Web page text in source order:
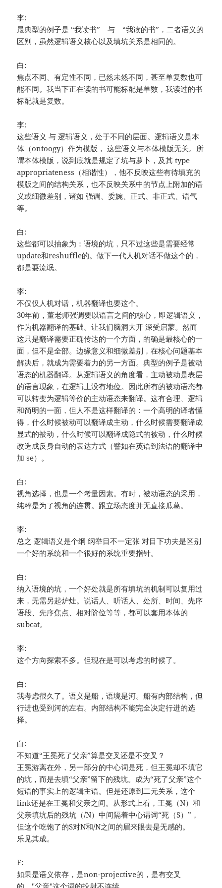
李:
最典型的例子是 “我读书” 与 “我读的书”，二者语义的
区别，虽然逻辑语义核心以及填坑关系是相同的。
白:
焦点不同、有定性不同，已然未然不同，甚至单复数也可
能不同。我当下正在读的书可能标配是单数，我读过的书
标配就是复数。
李:
这些语义 与 逻辑语义，处于不同的层面。逻辑语义是本
体（ontoogy）作为模版， 这些语义与本体模版无关。所
谓本体模版，说到底就是规定了坑与萝卜，及其 type
appropriateness（相谐性），他不反映这些有待填充的
模版之间的结构关系，也不反映关系中的节点上附加的语
义或细微差别，诸如 强调、委婉、正式、非正式、语气
等。
白:
这些都可以抽象为：语境的坑，只不过这些是需要经常
update和reshuffle的。做下一代人机对话不做这个的，
都是耍流氓。
李:
不仅仅人机对话，机器翻译也要这个。
30年前，董老师强调要以语言之间的核心，即逻辑语义，
作为机器翻译的基础。让我们脑洞大开 深受启蒙。然而
这只是翻译需要正确传达的一个方面，的确是最核心的一
面，但不是全部。边缘意义和细微差别，在核心问题基本
解决后，就成为需要着力的另一方面。典型的例子是被动
语态的机器翻译。从逻辑语义的角度看，主动被动是表层
的语言现象，在逻辑上没有地位。因此所有的被动语态都
可以转变为逻辑等价的主动语态来翻译。这有合理、逻辑
和简明的一面，但人不是这样翻译的：一个高明的译者懂
得，什么时候被动可以翻译成主动，什么时候需要翻译成
显式的被动，什么时候可以翻译成隐式的被动，什么时候
改造成反身自动的表达方式（譬如在英语到法语的翻译中
加 se）。
白:
视角选择，也是一个考量因素。有时，被动语态的采用，
纯粹是为了视角的连贯。跟立场态度并无直接瓜葛。
李:
总之 逻辑语义是个纲 纲举目不一定张 对目下功夫是区别
一个好的系统和一个很好的系统重要指针。
白:
纳入语境的坑，一个好处就是所有填坑的机制可以复用过
来，无需另起炉灶。说话人、听话人、处所、时间、先序
语段、先序焦点、相对阶位等等，都可以套用本体的
subcat。
李:
这个方向探索不多。但现在是可以考虑的时候了。
白:
我考虑很久了。语义是船，语境是河。船有内部结构，但
行进也受到河的左右。内部结构不能完全决定行进的选
择。
白:
不知道“王冕死了父亲”算是交叉还是不交叉？
王冕游离在外，另一部分的中心词是死，但王冕却不填它
的坑，而是去填“父亲”留下的残坑。成为“死了父亲”这个
短语的事实上的逻辑主语。但是还原到二元关系，这个
link还是在王冕和父亲之间。从形式上看，王冕（N）和
父亲填坑后的残坑（/N）中间隔着中心谓词“死（S）”，
但这个吃饱了的S对N和/N之间的眉来眼去是无感的。
乐见其成。
F:
如果是语义依存，是non-projective的，是有交叉